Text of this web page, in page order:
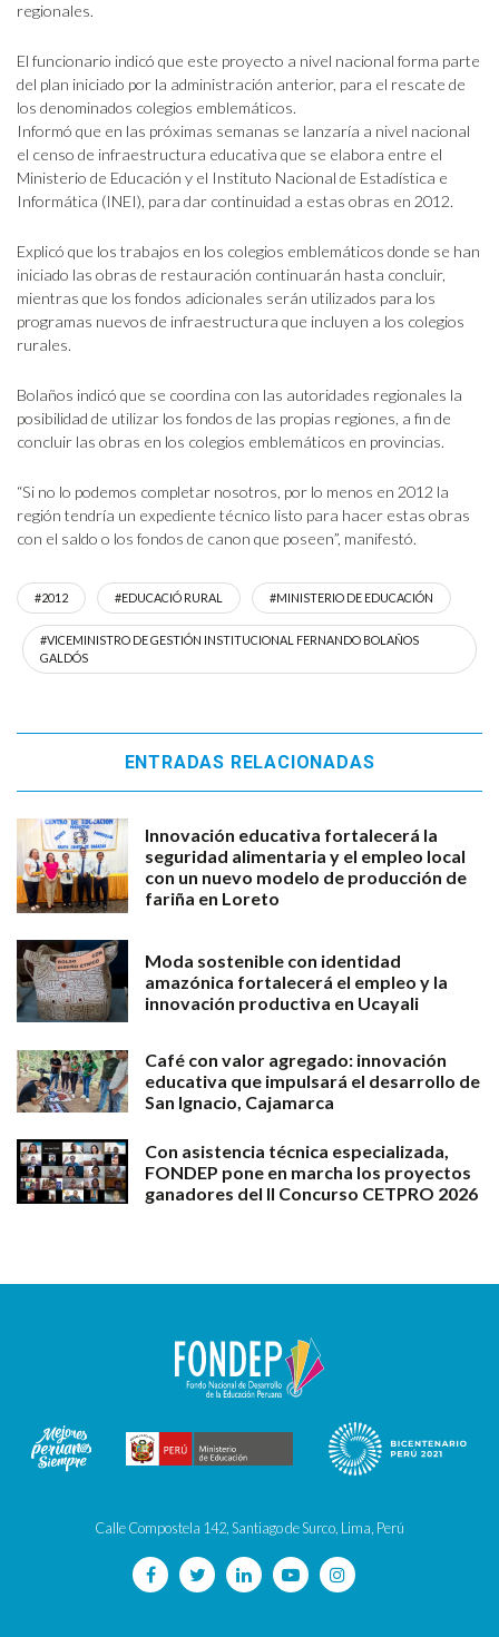
regionales.
El funcionario indicó que este proyecto a nivel nacional forma parte
del plan iniciado por la administración anterior, para el rescate de
los denominados colegios emblemáticos.
Informó que en las próximas semanas se lanzaría a nivel nacional
el censo de infraestructura educativa que se elabora entre el
Ministerio de Educación y el Instituto Nacional de Estadística e
Informática (INEI), para dar continuidad a estas obras en 2012.
Explicó que los trabajos en los colegios emblemáticos donde se han
iniciado las obras de restauración continuarán hasta concluir,
mientras que los fondos adicionales serán utilizados para los
programas nuevos de infraestructura que incluyen a los colegios
rurales.
Bolaños indicó que se coordina con las autoridades regionales la
posibilidad de utilizar los fondos de las propias regiones, a fin de
concluir las obras en los colegios emblemáticos en provincias.
“Si no lo podemos completar nosotros, por lo menos en 2012 la
región tendría un expediente técnico listo para hacer estas obras
con el saldo o los fondos de canon que poseen”, manifestó.
#2012 #EDUCACIÓ RURAL #MINISTERIO DE EDUCACIÓN
#VICEMINISTRO DE GESTIÓN INSTITUCIONAL FERNANDO BOLAÑOS
GALDÓS
ENTRADAS RELACIONADAS
Innovación educativa fortalecerá la
seguridad alimentaria y el empleo local
con un nuevo modelo de producción de
fariña en Loreto
Moda sostenible con identidad
amazónica fortalecerá el empleo y la
innovación productiva en Ucayali
Café con valor agregado: innovación
educativa que impulsará el desarrollo de
San Ignacio, Cajamarca
Con asistencia técnica especializada,
FONDEP pone en marcha los proyectos
ganadores del II Concurso CETPRO 2026
Calle Compostela 142, Santiago de Surco, Lima, Perú